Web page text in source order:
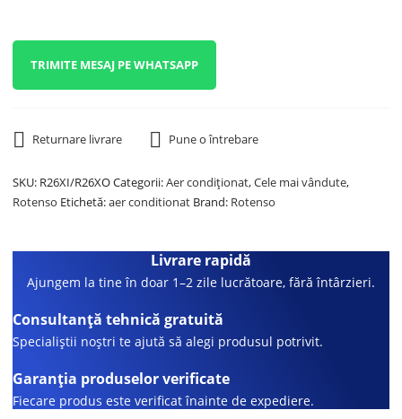
TRIMITE MESAJ PE WHATSAPP
Returnare livrare Pune o întrebare
SKU: R26XI/R26XOCategorii:Aer condiționat,Cele mai vândute,
Rotenso Etichetă:aer conditionat Brand: Rotenso
Livrare rapidă
Ajungem la tine în doar 1–2 zile lucrătoare, fără întârzieri.
Consultanță tehnică gratuită
Specialiștii noștri te ajută să alegi produsul potrivit.
Garanția produselor verificate
Fiecare produs este verificat înainte de expediere.